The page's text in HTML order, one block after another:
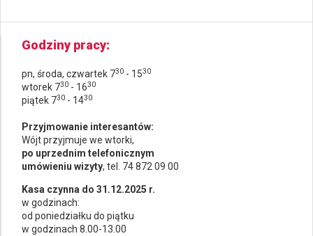
Godziny pracy
pn, środa, czwartek 730 - 1530
wtorek 730 - 1630
piątek 730 - 1430
Przyjmowanie interesantów:
Wójt przyjmuje we wtorki,
po uprzednim telefonicznym
umówieniu wizyty, tel. 74 872 09 00
Kasa czynna do 31.12.2025 r.
w godzinach:
od poniedziałku do piątku
w godzinach 8.00-13.00